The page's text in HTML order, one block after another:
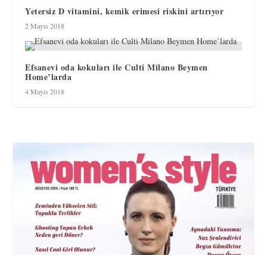
Yetersiz D vitamini, kemik erimesi riskini artırıyor
2 Mayıs 2018
Efsanevi oda kokuları ile Culti Milano Beymen
Home’larda
4 Mayıs 2018